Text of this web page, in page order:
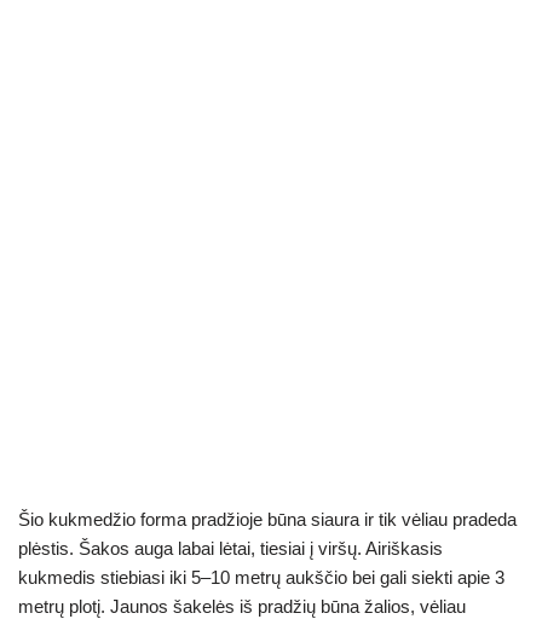
Šio kukmedžio forma pradžioje būna siaura ir tik vėliau pradeda
plėstis. Šakos auga labai lėtai, tiesiai į viršų. Airiškasis
kukmedis stiebiasi iki 5–10 metrų aukščio bei gali siekti apie 3
metrų plotį. Jaunos šakelės iš pradžių būna žalios, vėliau